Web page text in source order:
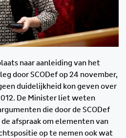
naar aanleiding van het
door SCODef op 24 november,
duidelijkheid kon geven over
De Minister liet weten
die door de SCODef
afspraak om elementen van
op te nemen ook wat